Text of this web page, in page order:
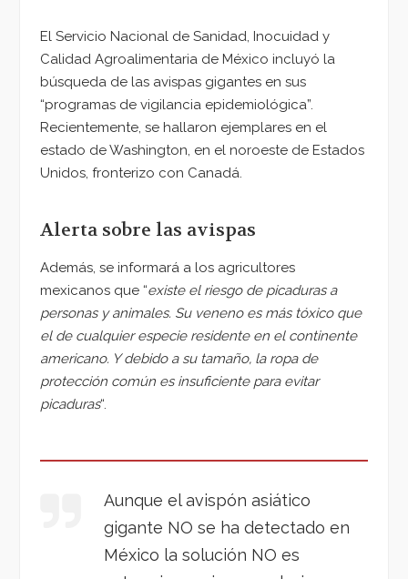
El Servicio Nacional de Sanidad, Inocuidad y
Calidad Agroalimentaria de México incluyó la
búsqueda de las avispas gigantes en sus
“programas de vigilancia epidemiológica”.
Recientemente, se hallaron ejemplares en el
estado de Washington, en el noroeste de Estados
Unidos, fronterizo con Canadá.
Alerta sobre las avispas
Además, se informará a los agricultores
mexicanos que “existe el riesgo de picaduras a
personas y animales. Su veneno es más tóxico que
el de cualquier especie residente en el continente
americano. Y debido a su tamaño, la ropa de
protección común es insuficiente para evitar
picaduras“.
Aunque el avispón asiático
gigante NO se ha detectado en
México la solución NO es